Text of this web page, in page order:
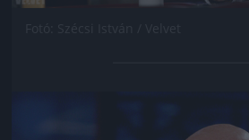
Jön még kép!